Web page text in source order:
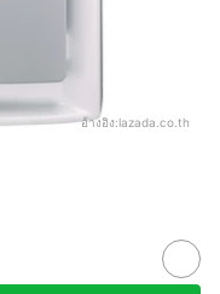
อ้างอิง:lazada.co.th